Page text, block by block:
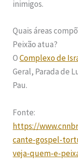
inimigos.
Quais áreas
Peixão atua?
OComplexo de
Geral, Parada de
Pau.
Fonte:
https://
cante-gospel-
veja-quem-e-